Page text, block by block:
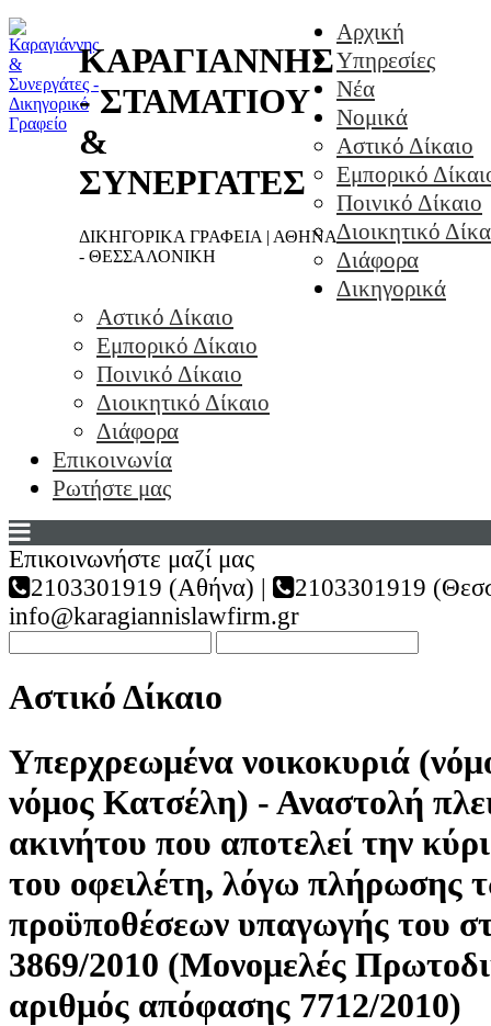
ΚΑΡΑΓΙΑΝΝΗΣ
- ΣΤΑΜΑΤΙΟΥ
&
ΣΥΝΕΡΓΑΤΕΣ
ΔΙΚΗΓΟΡΙΚΑ ΓΡΑΦΕΙΑ | ΑΘΗΝΑ
- ΘΕΣΣΑΛΟΝΙΚΗ
Αρχική
Υπηρεσίες
Νέα
Νομικά
Αστικό Δίκαιο
Εμπορικό
Ποινικό Δίκαιο
Διοικητικό
Διάφορα
Δικηγορικά
Αστικό Δίκαιο
Εμπορικό Δίκαιο
Ποινικό Δίκαιο
Διοικητικό Δίκαιο
Διάφορα
Επικοινωνία
Ρωτήστε μας
Επικοινωνήστε μαζί μας
2103301919 (Αθήνα) |
2103301919
info@karagiannislawfirm.gr
Αστικό Δίκαιο
Υπερχρεωμένα νοικοκυριά
νόμος Κατσέλη) - Αναστολή
ακινήτου που αποτελεί την
του οφειλέτη, λόγω πλήρωσης
προϋποθέσεων υπαγωγής του
3869/2010 (Μονομελές
αριθμός απόφασης 7712/2010)